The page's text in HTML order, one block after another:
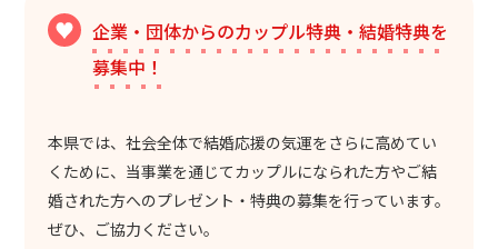
企業・団体からのカップル特典・結婚特典を
募集中！
本県では、社会全体で結婚応援の気運をさらに高めてい
くために、当事業を通じてカップルになられた方やご結
婚された方へのプレゼント・特典の募集を行っています。
ぜひ、ご協力ください。